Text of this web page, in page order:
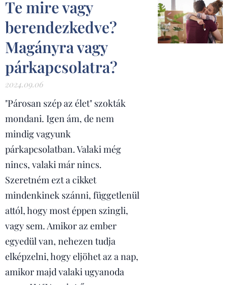
Te mire vagy
berendezkedve?
Magányra vagy
párkapcsolatra?
2024.09.06
"Párosan szép az élet" szokták
mondani. Igen ám, de nem
mindig vagyunk
párkapcsolatban. Valaki még
nincs, valaki már nincs.
Szeretném ezt a cikket
mindenkinek szánni, függetlenül
attól, hogy most éppen szingli,
vagy sem. Amikor az ember
egyedül van, nehezen tudja
elképzelni, hogy eljöhet az a nap,
amikor majd valaki ugyanoda